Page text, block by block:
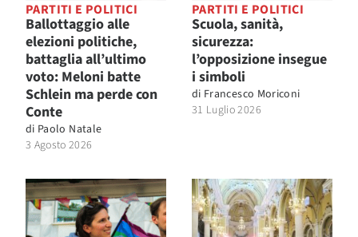
PARTITI E POLITICI
Ballottaggio alle
elezioni politiche,
battaglia all’ultimo
voto: Meloni batte
Schlein ma perde con
Conte
di Paolo Natale
3 Agosto 2026
PARTITI E POLITICI
Scuola, sanità,
sicurezza:
l’opposizione insegue
i simboli
di Francesco Moriconi
31 Luglio 2026